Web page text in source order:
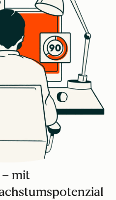
– mit